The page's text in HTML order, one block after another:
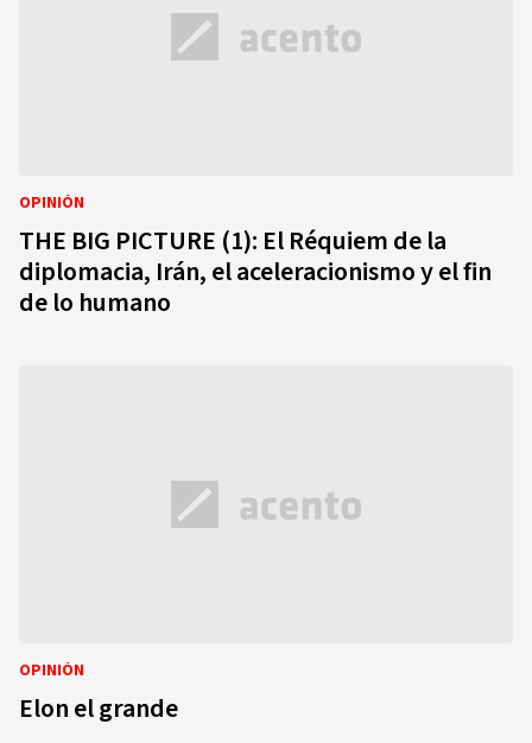
OPINIÓN
THE BIG PICTURE (1): El Réquiem de la
diplomacia, Irán, el aceleracionismo y el fin
de lo humano
OPINIÓN
Elon el grande